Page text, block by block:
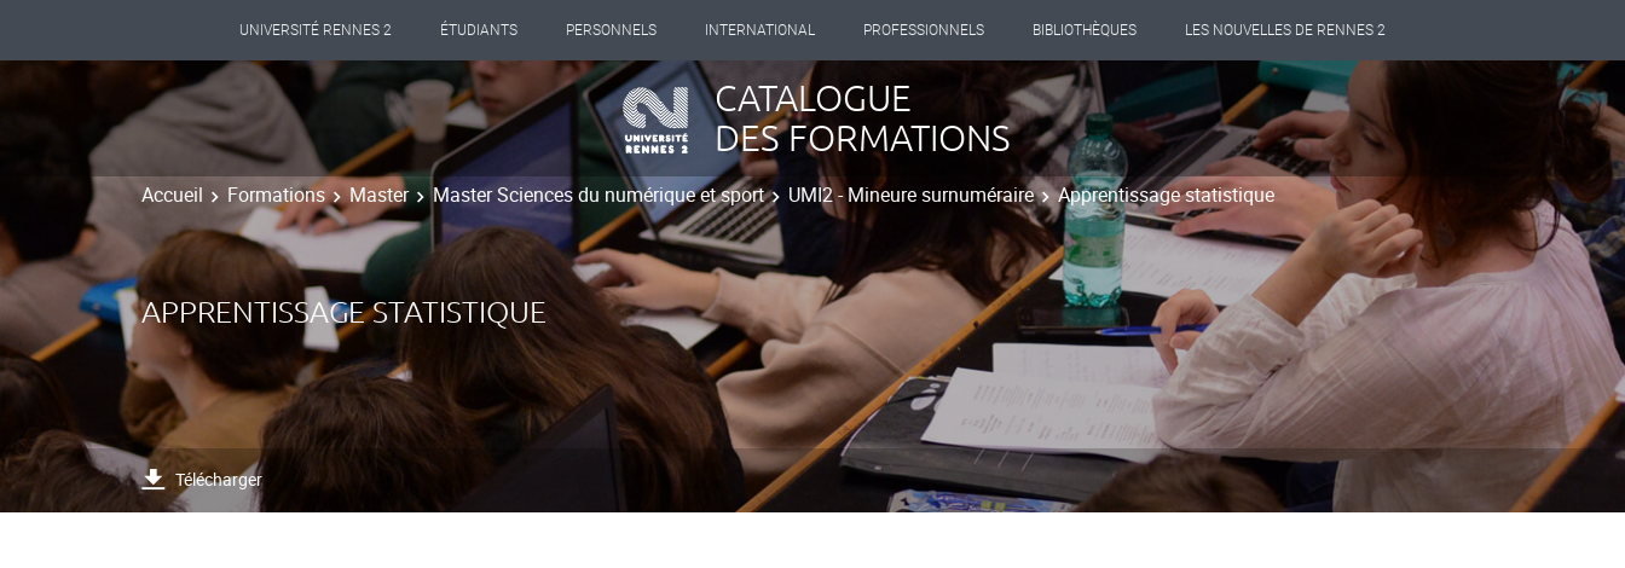
UNIVERSITÉ RENNES 2 ÉTUDIANTS PERSONNELS INTERNATIONAL PROFESSIONNELS BIBLIOTHÈQUES LES NOUVELLES DE RENNES 2
CATALOGUE
DES FORMATIONS
Accueil Formations Master Master Sciences du numérique et sport UMI2 - Mineure surnuméraire Apprentissage statistique
APPRENTISSAGE STATISTIQUE
Télécharger